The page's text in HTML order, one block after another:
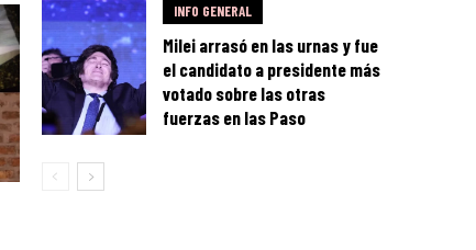
INFO GENERAL
Milei arrasó en las urnas y fue
el candidato a presidente más
votado sobre las otras
fuerzas en las Paso